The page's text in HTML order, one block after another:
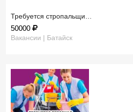
Требуется стропальщи…
50000
Вакансии | Батайск